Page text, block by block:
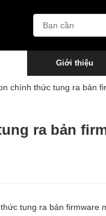
Giới thiệu
chính thức tung ra bản
ra bản
tung ra bản firmware